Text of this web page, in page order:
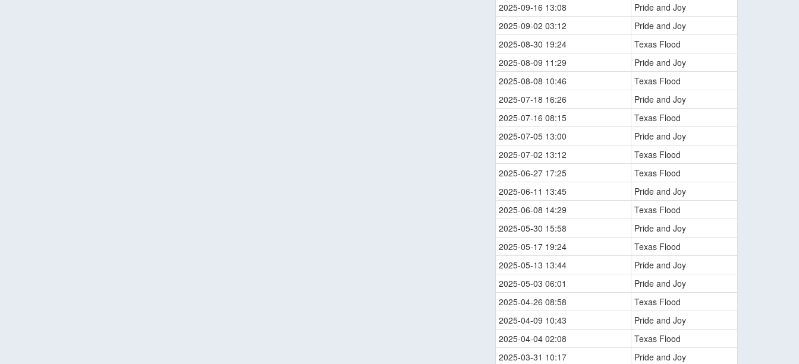
2025-09-16 13:08
Pride and Joy
2025-09-02 03:12
Pride and Joy
2025-08-30 19:24
Texas Flood
2025-08-09 11:29
Pride and Joy
2025-08-08 10:46
Texas Flood
2025-07-18 16:26
Pride and Joy
2025-07-16 08:15
Texas Flood
2025-07-05 13:00
Pride and Joy
2025-07-02 13:12
Texas Flood
2025-06-27 17:25
Texas Flood
2025-06-11 13:45
Pride and Joy
2025-06-08 14:29
Texas Flood
2025-05-30 15:58
Pride and Joy
2025-05-17 19:24
Texas Flood
2025-05-13 13:44
Pride and Joy
2025-05-03 06:01
Pride and Joy
2025-04-26 08:58
Texas Flood
2025-04-09 10:43
Pride and Joy
2025-04-04 02:08
Texas Flood
2025-03-31 10:17
Pride and Joy